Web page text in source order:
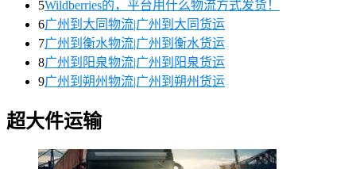
5Wildberries的，平台用什么物流方式发货！
6广州到大同物流|广州到大同货运
7广州到衡水物流|广州到衡水货运
8广州到阳泉物流|广州到阳泉货运
9广州到朔州物流|广州到朔州货运
超大件运输